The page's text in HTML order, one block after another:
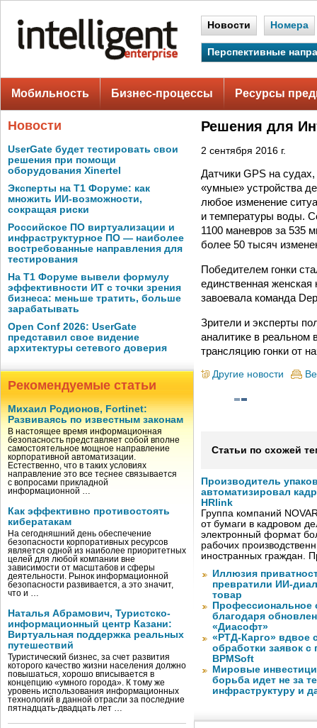
Новости Номера
Перспективные
Мобильность Бизнес-процессы Ресурсы
Новости
UserGate будет тестировать свои
решения при помощи
оборудования Xinertel
Эксперты на Т1 Форуме: как
множить ИИ-возможности,
сокращая риски
Российское ПО виртуализации и
инфраструктурное ПО — наиболее
востребованные направления для
тестирования
На Т1 Форуме вывели формулу
эффективности ИТ с точки зрения
бизнеса: меньше тратить, больше
зарабатывать
Open Conf 2026: UserGate
представил свое видение
архитектуры сетевого доверия
Рекомендуемые статьи
Михаил Родионов, Fortinet:
Развиваясь по известным законам
В настоящее время информационная
безопасность представляет собой вполне
самостоятельное мощное направление
корпоративной автоматизации.
Естественно, что в таких условиях
направление это все теснее связывается
с вопросами прикладной
информационной …
Как эффективно противостоять
кибератакам
На сегодняшний день обеспечение
безопасности корпоративных ресурсов
является одной из наиболее приоритетных
целей для любой компании вне
зависимости от масштабов и сферы
деятельности. Рынок информационной
безопасности развивается, а это значит,
что и …
Наталья Абрамович, Туристско-
информационный центр Казани:
Виртуальная поддержка реальных
путешествий
Туристический бизнес, за счет развития
которого качество жизни населения должно
повышаться, хорошо вписывается в
концепцию «умного города». К тому же
уровень использования информационных
технологий в данной отрасли за последние
пятнадцать-двадцать лет …
Решения для
2 сентября 2016 г.
Датчики GPS на
«умные» устройства
любое изменение
и температуры воды.
1100 маневров за 535
более 50 тысяч
Победителем гонки
единственная женская
завоевала команда
Зрители и эксперты
аналитике в
трансляцию гонки от
Другие новости
Статьи по схожей
Производитель
автоматизировал
HRlink
Группа компаний
от бумаги в кадровом
электронный формат
рабочих
иностранных граждан.
Иллюзия
превратили ИИ-
товар
Профессиональное
благодаря
«Диасофт»
«РТД-Карго» вдвое
обработки заявок
BPMSoft
Мировые
борьба идет не за
инфраструктуру и